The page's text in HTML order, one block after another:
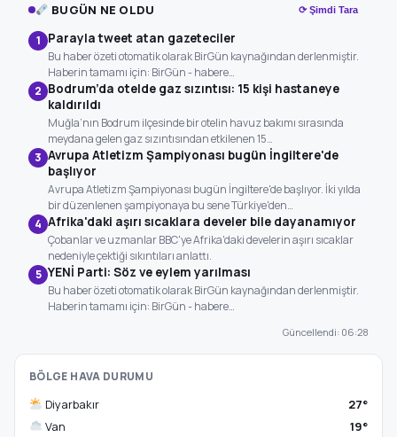
BUGÜN NE OLDU ⟳ Şimdi Tara
1 Parayla tweet atan gazeteciler
Bu haber özeti otomatik olarak BirGün kaynağından derlenmiştir.
Haberin tamamı için: BirGün - habere…
2 Bodrum’da otelde gaz sızıntısı: 15 kişi hastaneye
kaldırıldı
Muğla’nın Bodrum ilçesinde bir otelin havuz bakımı sırasında
meydana gelen gaz sızıntısından etkilenen 15…
3 Avrupa Atletizm Şampiyonası bugün İngiltere'de
başlıyor
Avrupa Atletizm Şampiyonası bugün İngiltere'de başlıyor. İki yılda
bir düzenlenen şampiyonaya bu sene Türkiye'den…
4 Afrika'daki aşırı sıcaklara develer bile dayanamıyor
Çobanlar ve uzmanlar BBC'ye Afrika'daki develerin aşırı sıcaklar
nedeniyle çektiği sıkıntıları anlattı.
5 YENİ Parti: Söz ve eylem yarılması
Bu haber özeti otomatik olarak BirGün kaynağından derlenmiştir.
Haberin tamamı için: BirGün - habere…
Güncellendi: 06:28
BÖLGE HAVA DURUMU
Diyarbakır
27°
Van
19°